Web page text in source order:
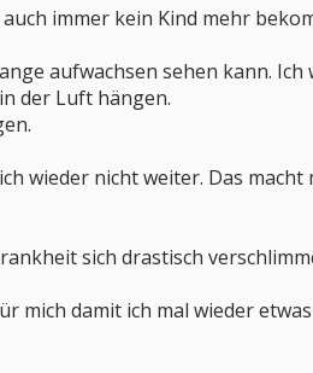
immer kein Kind mehr
aufwachsen sehen kann. Ich
der Luft hängen.
wieder nicht weiter. Das macht
sich drastisch
mich damit ich mal wieder